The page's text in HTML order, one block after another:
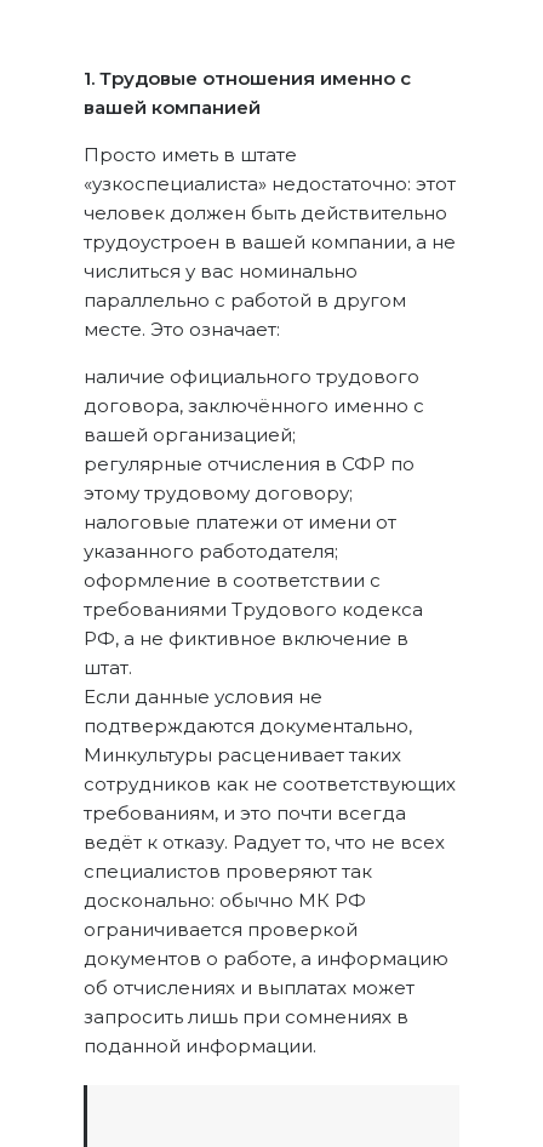
1. Трудовые отношения именно с
вашей компанией
Просто иметь в штате
«узкоспециалиста» недостаточно: этот
человек должен быть действительно
трудоустроен в вашей компании, а не
числиться у вас номинально
параллельно с работой в другом
месте. Это означает:
наличие официального трудового
договора, заключённого именно с
вашей организацией;
регулярные отчисления в СФР по
этому трудовому договору;
налоговые платежи от имени от
указанного работодателя;
оформление в соответствии с
требованиями Трудового кодекса
РФ, а не фиктивное включение в
штат.
Если данные условия не
подтверждаются документально,
Минкультуры расценивает таких
сотрудников как не соответствующих
требованиям, и это почти всегда
ведёт к отказу. Радует то, что не всех
специалистов проверяют так
досконально: обычно МК РФ
ограничивается проверкой
документов о работе, а информацию
об отчислениях и выплатах может
запросить лишь при сомнениях в
поданной информации.